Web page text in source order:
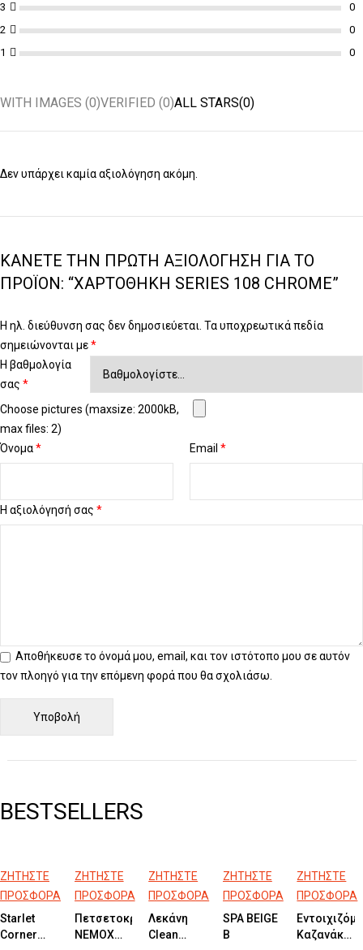
3
2
1
WITH IMAGES (0)VERIFIED (0)ALL STARS(0)
Δεν υπάρχει καμία αξιολόγηση ακόμη.
ΚΆΝΕΤΕ ΤΗΝ ΠΡΏΤΗ ΑΞΙΟΛΌΓΗΣΗ ΓΙΑ ΤΟ
ΠΡΟΪΌΝ: “ΧΑΡΤΟΘΉΚΗ SERIES 108 CHROME”
Η ηλ. διεύθυνση σας δεν δημοσιεύεται. Τα υποχρεωτικά πεδία
σημειώνονται με*
Η βαθμολογία
σας *
Η αξιολόγησή σας *
Choose pictures (maxsize: 2000kB,
max files: 2)
Όνομα* Email *
Αποθήκευσε το όνομά μου, email, και τον ιστότοπο μου σε αυτόν
τον πλοηγό για την επόμενη φορά που θα σχολιάσω.
BESTSELLERS
ΖΗΤΗΣΤΕ
ΠΡΟΣΦΟΡΑ
Starlet
Corner
ΖΗΤΗΣΤΕ
ΠΡΟΣΦΟΡΑ
Πετσετοκρεμάστρα
NEMOX
ΖΗΤΗΣΤΕ
ΠΡΟΣΦΟΡΑ
Λεκάνη
Clean
ΖΗΤΗΣΤΕ
ΠΡΟΣΦΟΡΑ
SPA BEIGE
B
ΖΗΤΗΣΤΕ
ΠΡΟΣΦΟΡΑ
Kαζανάκι